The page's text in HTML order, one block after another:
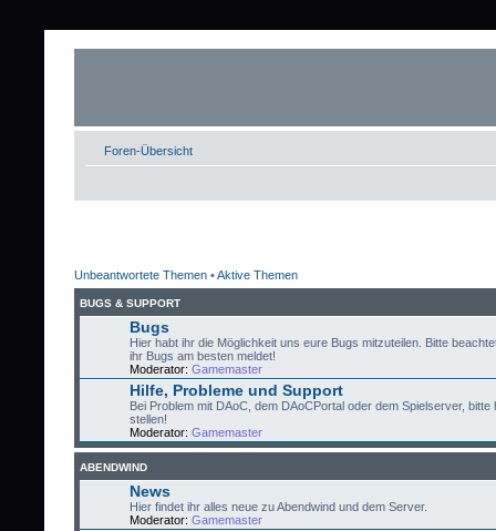
Foren-Übersicht
Unbeantwortete Themen •Aktive Themen
BUGS & SUPPORT
Bugs
Hier habt ihr die Möglichkeit uns eure Bugs mitzuteilen. Bitte
ihr Bugs am besten meldet!
Moderator: Gamemaster
Hilfe, Probleme und Support
Bei Problem mit DAoC, dem DAoCPortal oder dem Spielserver, bitte
stellen!
Moderator: Gamemaster
ABENDWIND
News
Hier findet ihr alles neue zu Abendwind und dem Server.
Moderator: Gamemaster